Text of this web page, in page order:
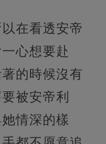
在看透安帝
心想要赴
的時候沒有
被安帝利
情深的樣